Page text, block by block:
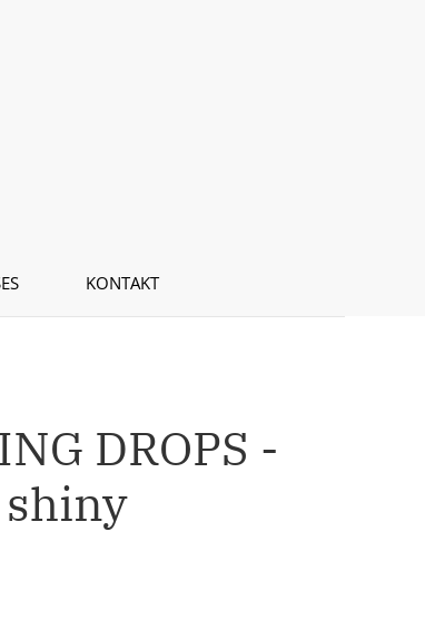
KONTAKT
DROPS -